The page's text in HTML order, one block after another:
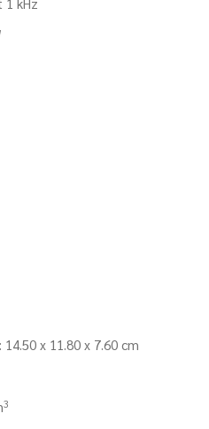
14.50 x 11.80 x 7.60 cm
3